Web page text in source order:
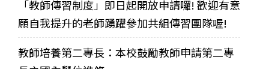
「教師傳習制度」即日起開放申請囉! 歡迎有意
願自我提升的老師踴躍參加共組傳習團隊喔!
教師培養第二專長：本校鼓勵教師申請第二專